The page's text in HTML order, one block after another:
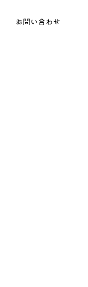
お問い合わせ